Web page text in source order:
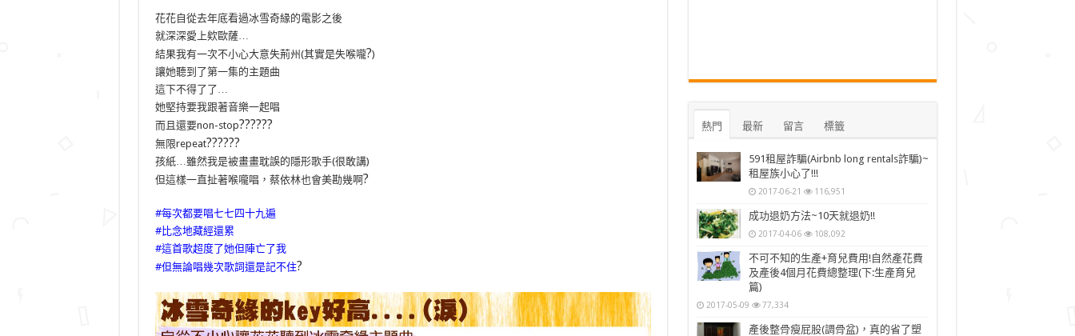
花花自從去年底看過冰雪奇緣的電影之後
就深深愛上欸歐薩…
結果我有一次不小心大意失荊州(其實是失喉嚨?)
讓她聽到了第一集的主題曲
這下不得了了…
她堅持要我跟著音樂一起唱
而且還要non-stop??????
無限repeat??????
孩紙…雖然我是被畫畫耽誤的隱形歌手(很敢講)
但這樣一直扯著喉嚨唱，蔡依林也會美勘幾啊?
#每次都要唱七七四十九遍
#比念地藏經還累
#這首歌超度了她但陣亡了我
#但無論唱幾次歌詞還是記不住?
熱門 最新 留言 標籤
591租屋詐騙(Airbnb long rentals詐騙)~
租屋族小心了!!!
2017-06-21 116,951
成功退奶方法~10天就退奶!!
2017-04-06 108,092
不可不知的生產+育兒費用!自然產花費
及產後4個月花費總整理(下:生產育兒
篇)
2017-05-09 77,334
產後整骨瘦屁股(調骨盆)，真的省了塑